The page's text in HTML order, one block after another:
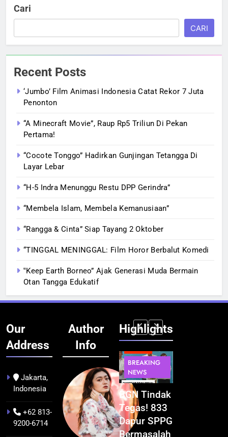
Cari
CARI
Recent Posts
‘Jumbo’ Film Animasi Indonesia Catat Rekor 7 Juta
Penonton
“A Minecraft Movie”, Raup Rp5 Triliun Di Pekan
Pertama!
“Cocote Tonggo” Hadirkan Gunjingan Tetangga Di
Layar Lebar
“H-5 Indra Menunggu Restu DPP Gerindra”
“Membela Islam, Membela Kemanusiaan”
“Rangga & Cinta” Siap Tayang 2 Oktober
“TINGGAL MENINGGAL: Film Horor Berbalut Komedi
‟Keep Earth Borneo” Ajak Generasi Muda Bermain
Otan Tangga Edukatif
Our
Address
Jakarta,
Indonesia
+62 813-
9200-6714
Author
Info
Highlights
BERITA
BUDAYA
Pontianak
dalam Peta
Kolonial
Awal Abad
BERITA
NEWS
Festival
Budaya
Khatulistiwa
2026
BREAKING
NEWS
BGN Tindak
Tegas! 833
Dapur SPPG
Bermasalah